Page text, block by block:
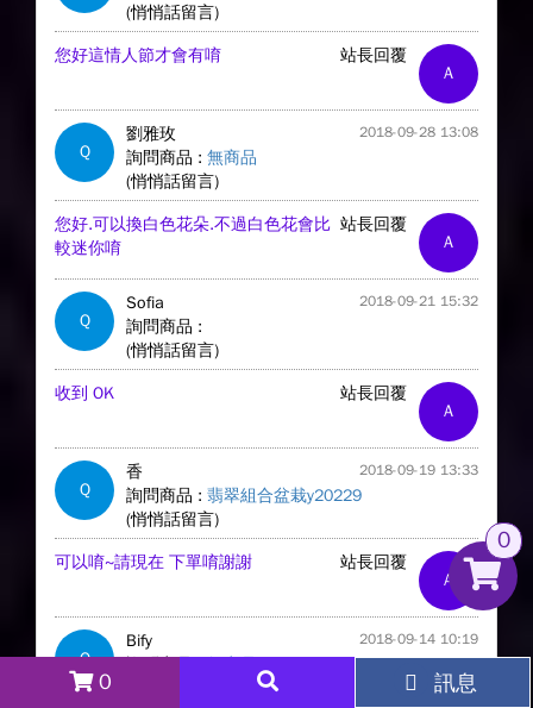
(悄悄話留言)
A
站長回覆
您好這情人節才會有唷
Q
劉雅玫 2018-09-28 13:08
詢問商品 : 無商品
(悄悄話留言)
A
站長回覆
您好.可以換白色花朵.不過白色花會比
較迷你唷
Q
Sofia 2018-09-21 15:32
詢問商品 :
(悄悄話留言)
A
站長回覆
收到 OK
Q
香 2018-09-19 13:33
詢問商品 : 翡翠組合盆栽y20229
(悄悄話留言)
A
站長回覆
可以唷~請現在 下單唷謝謝
Q
Bify 2018-09-14 10:19
0
0 訊息